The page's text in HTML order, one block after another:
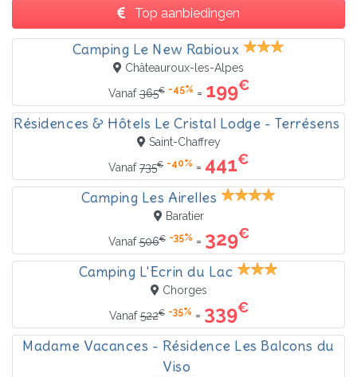
Top aanbiedingen
Camping Le New Rabioux
Châteauroux-les-Alpes
Vanaf365€ -45% = 199€
Résidences & Hôtels Le Cristal Lodge - Terrésens
Saint-Chaffrey
Vanaf735€ -40% = 441€
Camping Les Airelles
Baratier
Vanaf506€ -35% = 329€
Camping L'Ecrin du Lac
Chorges
Vanaf522€ -35% = 339€
Madame Vacances - Résidence Les Balcons du
Viso